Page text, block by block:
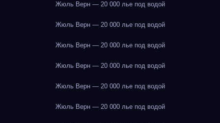
Жюль Верн — 20 000 лье под водой
Жюль Верн — 20 000 лье под водой
Жюль Верн — 20 000 лье под водой
Жюль Верн — 20 000 лье под водой
Жюль Верн — 20 000 лье под водой
Жюль Верн — 20 000 лье под водой